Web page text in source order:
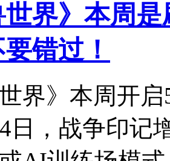
世界》本周
错过！
世界》本周开
日，战争印记